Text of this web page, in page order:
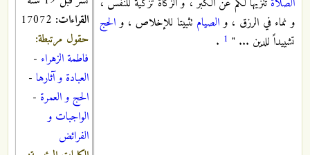
القراءات:
حقول مرتبطة:
فاطمة الزهراء -
العبادة و آثارها -
الحج و العمرة -
الواجبات و
الفرائض
و نماء في الرزق ، والصيام تثبيتا للإخلاص ، والحج
تشييداً للدين ... " 1
.